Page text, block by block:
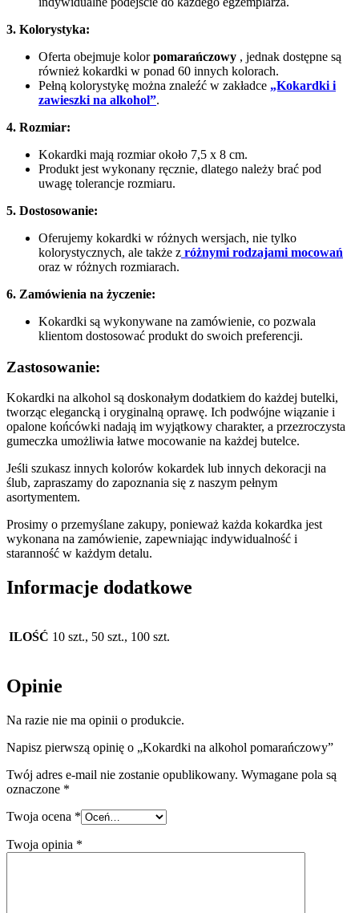
3. Kolorystyka:
Oferta obejmuje kolorpomarańczowy , jednak dostępne są
również kokardki w ponad 60 innych kolorach.
Pełną kolorystykę można znaleźć w zakładce „Kokardki i
zawieszki na alkohol”.
4. Rozmiar:
Kokardki mają rozmiar około 7,5 x 8 cm.
Produkt jest wykonany ręcznie, dlatego należy brać pod
uwagę tolerancje rozmiaru.
5. Dostosowanie:
Oferujemy kokardki w różnych wersjach, nie tylko
kolorystycznych, ale także z różnymi rodzajami mocowań
oraz w różnych rozmiarach.
6. Zamówienia na życzenie:
Kokardki są wykonywane na zamówienie, co pozwala
klientom dostosować produkt do swoich preferencji.
Zastosowanie:
Kokardki na alkohol są doskonałym dodatkiem do każdej butelki,
tworząc elegancką i oryginalną oprawę. Ich podwójne wiązanie i
opalone końcówki nadają im wyjątkowy charakter, a przezroczysta
gumeczka umożliwia łatwe mocowanie na każdej butelce.
Jeśli szukasz innych kolorów kokardek lub innych dekoracji na
ślub, zapraszamy do zapoznania się z naszym pełnym
asortymentem.
Prosimy o przemyślane zakupy, ponieważ każda kokardka jest
wykonana na zamówienie, zapewniając indywidualność i
staranność w każdym detalu.
Informacje dodatkowe
ILOŚĆ 10 szt., 50 szt., 100 szt.
Opinie
Na razie nie ma opinii o produkcie.
Napisz pierwszą opinię o „Kokardki na alkohol pomarańczowy”
Twój adres e-mail nie zostanie opublikowany. Wymagane pola są
oznaczone *
Twoja ocena *
Twoja opinia *